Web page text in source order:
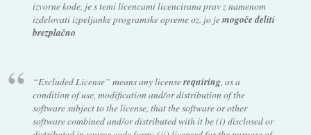
izvorne kode, je s temi licencami licencirana prav z namenom
izdelovati izpeljanke programske opreme oz. jo jemogoče deliti
brezplačno
“Excluded License” means any licenserequiring, as a
condition of use, modification and/or distribution of the
software subject to the license, that the software or other
software combined and/or distributed with it be (i) disclosed or